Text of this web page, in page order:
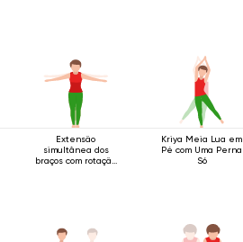
Extensão
simultânea dos
braços com rotação
Kriya Meia Lua em
Pé com Uma Perna
Só